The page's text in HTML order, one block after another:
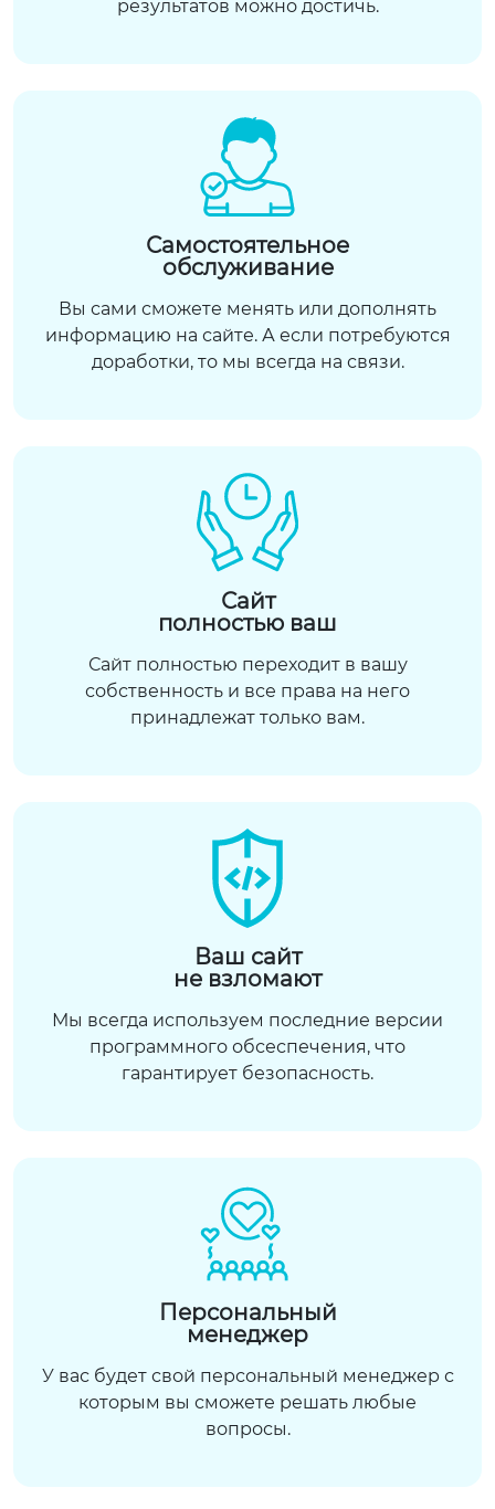
результатов можно достичь.
Самостоятельное
обслуживание
Вы сами сможете менять или дополнять
информацию на сайте. А если потребуются
доработки, то мы всегда на связи.
Сайт
полностью ваш
Сайт полностью переходит в вашу
собственность и все права на него
принадлежат только вам.
Ваш сайт
не взломают
Мы всегда используем последние версии
программного обсеспечения, что
гарантирует безопасность.
Персональный
менеджер
У вас будет свой персональный менеджер с
которым вы сможете решать любые
вопросы.